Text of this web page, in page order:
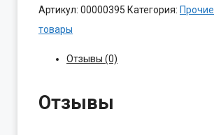
Артикул: 00000395 Категория: Прочие
товары
Отзывы (0)
Отзывы